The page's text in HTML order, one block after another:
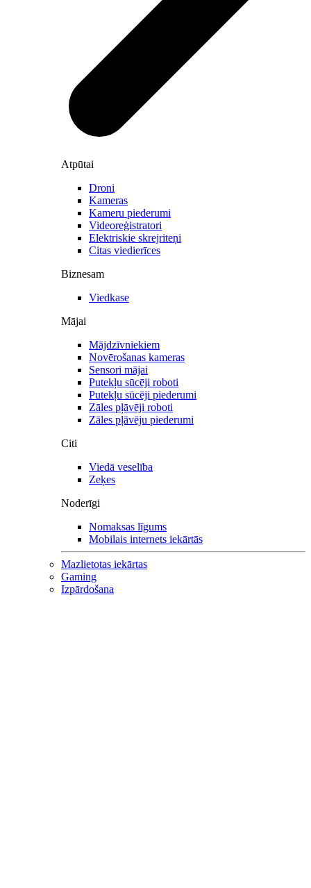
Atpūtai
Droni
Kameras
Kameru piederumi
Videoreģistratori
Elektriskie skrejriteņi
Citas viedierīces
Biznesam
Viedkase
Mājai
Mājdzīvniekiem
Novērošanas kameras
Sensori mājai
Putekļu sūcēji roboti
Putekļu sūcēji piederumi
Zāles pļāvēji roboti
Zāles pļāvēju piederumi
Citi
Viedā veselība
Zeķes
Noderīgi
Nomaksas līgums
Mobilais internets iekārtās
Mazlietotas iekārtas
Gaming
Izpārdošana